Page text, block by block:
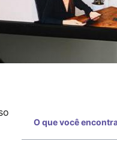
O que você